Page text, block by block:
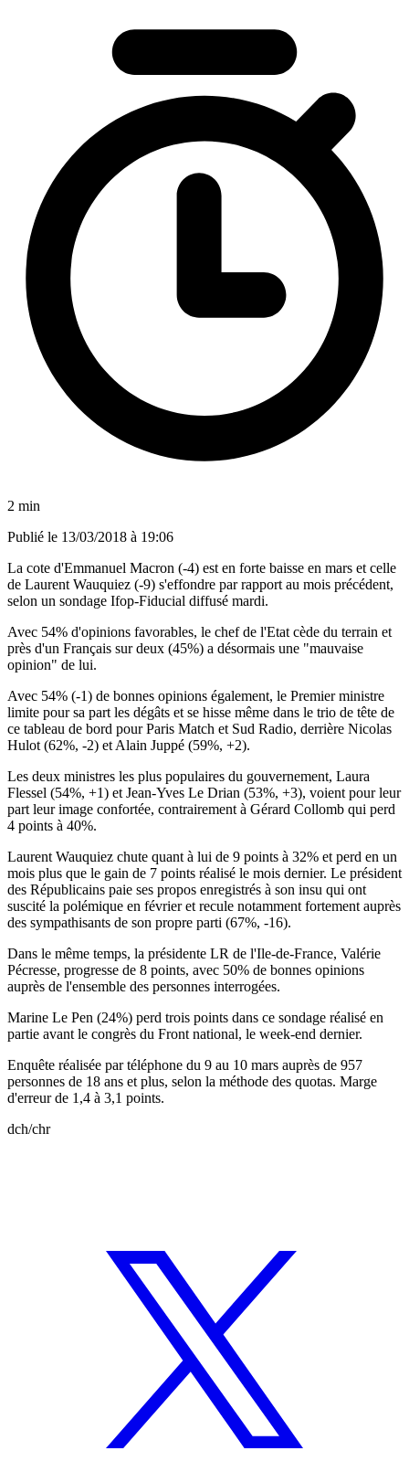
2 min
Publié le 13/03/2018 à 19:06
La cote d'Emmanuel Macron (-4) est en forte baisse en mars et celle
de Laurent Wauquiez (-9) s'effondre par rapport au mois précédent,
selon un sondage Ifop-Fiducial diffusé mardi.
Avec 54% d'opinions favorables, le chef de l'Etat cède du terrain et
près d'un Français sur deux (45%) a désormais une "mauvaise
opinion" de lui.
Avec 54% (-1) de bonnes opinions également, le Premier ministre
limite pour sa part les dégâts et se hisse même dans le trio de tête de
ce tableau de bord pour Paris Match et Sud Radio, derrière Nicolas
Hulot (62%, -2) et Alain Juppé (59%, +2).
Les deux ministres les plus populaires du gouvernement, Laura
Flessel (54%, +1) et Jean-Yves Le Drian (53%, +3), voient pour leur
part leur image confortée, contrairement à Gérard Collomb qui perd
4 points à 40%.
Laurent Wauquiez chute quant à lui de 9 points à 32% et perd en un
mois plus que le gain de 7 points réalisé le mois dernier. Le président
des Républicains paie ses propos enregistrés à son insu qui ont
suscité la polémique en février et recule notamment fortement auprès
des sympathisants de son propre parti (67%, -16).
Dans le même temps, la présidente LR de l'Ile-de-France, Valérie
Pécresse, progresse de 8 points, avec 50% de bonnes opinions
auprès de l'ensemble des personnes interrogées.
Marine Le Pen (24%) perd trois points dans ce sondage réalisé en
partie avant le congrès du Front national, le week-end dernier.
Enquête réalisée par téléphone du 9 au 10 mars auprès de 957
personnes de 18 ans et plus, selon la méthode des quotas. Marge
d'erreur de 1,4 à 3,1 points.
dch/chr